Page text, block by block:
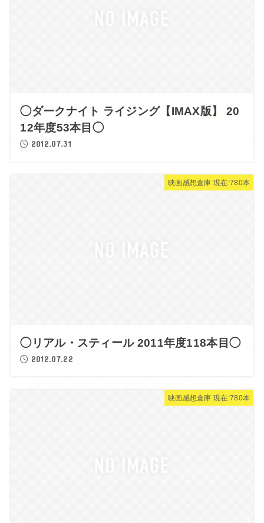
◯ダークナイト ライジング【IMAX版】 20
12年度53本目◯
2012.07.31
映画感想倉庫 現在:780本
◯リアル・スティール 2011年度118本目◯
2012.07.22
映画感想倉庫 現在:780本